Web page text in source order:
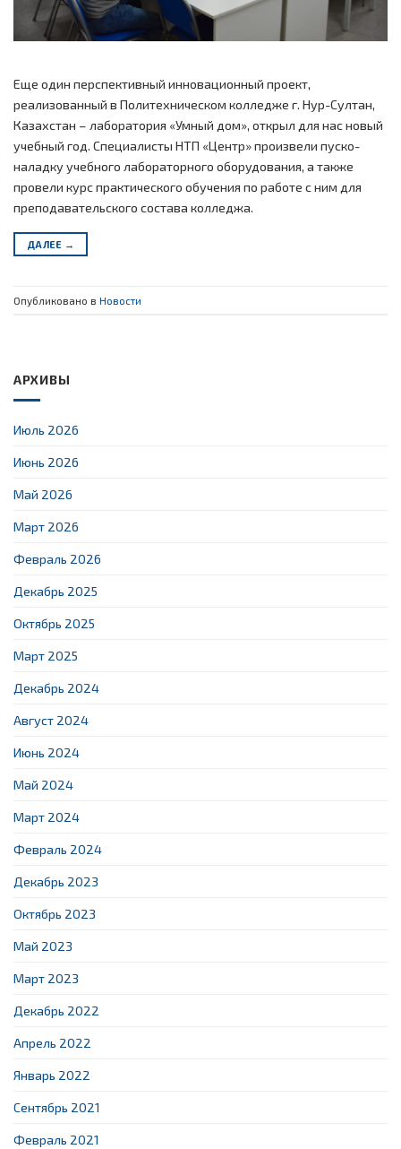
Еще один перспективный инновационный проект,
реализованный в Политехническом колледже г. Нур-Султан,
Казахстан – лаборатория «Умный дом», открыл для нас новый
учебный год. Специалисты НТП «Центр» произвели пуско-
наладку учебного лабораторного оборудования, а также
провели курс практического обучения по работе с ним для
преподавательского состава колледжа.
ДАЛЕЕ →
Опубликовано в Новости
АРХИВЫ
Июль 2026
Июнь 2026
Май 2026
Март 2026
Февраль 2026
Декабрь 2025
Октябрь 2025
Март 2025
Декабрь 2024
Август 2024
Июнь 2024
Май 2024
Март 2024
Февраль 2024
Декабрь 2023
Октябрь 2023
Май 2023
Март 2023
Декабрь 2022
Апрель 2022
Январь 2022
Сентябрь 2021
Февраль 2021